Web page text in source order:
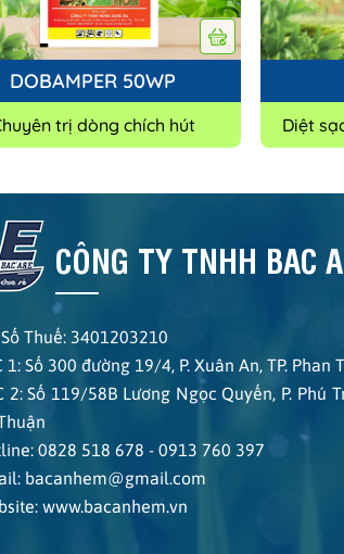
DOBAMPER 50WP
trị dòng chích hút Diệt
CÔNG TY TNHH BAC
Thuế: 3401203210
Số 300 đường 19/4, P. Xuân An, TP. Phan
2: Số 119/58B Lương Ngọc Quyến, P. Phú
0828 518 678 - 0913 760 397
bacanhem@gmail.com
www.bacanhem.vn